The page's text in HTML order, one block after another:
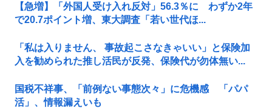
【急増】「外国人受け入れ反対」56.3％に わずか2年
で20.7ポイント増、東大調査「若い世代ほ...
「私は入りません、 事故起こさなきゃいい」と保険加
入を勧められた推し活民が反発、保険代が勿体無い...
国税不祥事、「前例ない事態次々」に危機感 「パパ
活」、情報漏えいも